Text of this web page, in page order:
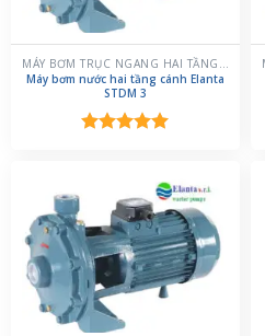
Máy bơm nước hai tầng cánh Elanta
STDM 3